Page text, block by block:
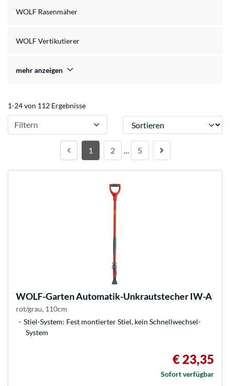
WOLF Rasenmäher
WOLF Vertikutierer
mehr anzeigen
1-24 von 112 Ergebnisse
Filtern Sortieren
1 2 … 5
WOLF-GartenAutomatik-Unkrautstecher IW-A
rot/grau, 110cm
Stiel-System: Fest montierter Stiel, kein Schnellwechsel-
System
€ 23,35
Sofort verfügbar